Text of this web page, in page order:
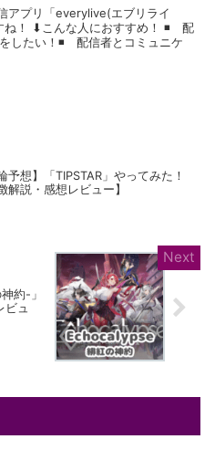
アプリ「everylive(エブリライ
ね！ ⬇︎こんな人におすすめ！ ◾️ 配
したい！◾️ 配信者とコミュニケ
予想】「TIPSTAR」やってみた！
解説・感想レビュー】
約-」
ビュ